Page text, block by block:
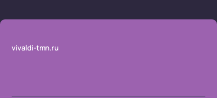
vivaldi-tmn.ru